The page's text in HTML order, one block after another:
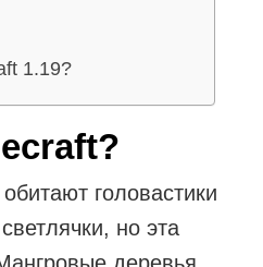
1.19?
головастики
но эта